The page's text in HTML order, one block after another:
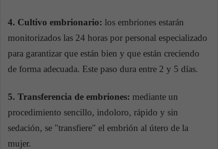
4. Cultivo embrionario: los embriones estarán
monitorizados las 24 horas por personal especializado
para garantizar que están bien y que están creciendo
de forma adecuada. Este paso dura entre 2 y 5 días.
5. Transferencia de embriones: mediante un
procedimiento sencillo, indoloro, rápido y sin
sedación, se "transfiere" el embrión al útero de la
mujer.